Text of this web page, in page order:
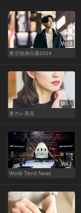
Vol.3
東京独身白書2024
Vol.1
東カレ美容
Vol.1
World Trend News